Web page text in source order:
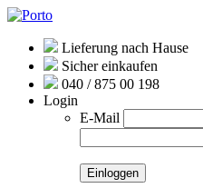
Lieferung nach Hause
Sicher einkaufen
040 / 875 00 198
Login
E-Mail